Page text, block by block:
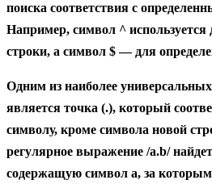
поиска соответствия с
Например, символ ^ используется
строки, а символ $ — для
Одним из наиболее
является точка (.), который
символу, кроме символа новой
регулярное выражение /a.b/
содержащую символ a, за